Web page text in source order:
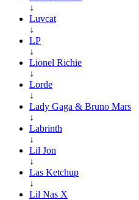
↓
Luvcat
↓
LP
↓
Lionel Richie
↓
Lorde
↓
Lady Gaga & Bruno Mars
↓
Labrinth
↓
Lil Jon
↓
Las Ketchup
↓
Lil Nas X